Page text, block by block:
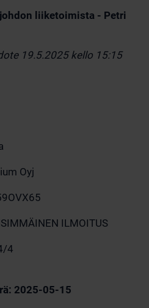
liiketoimista - Petri
19.5.2025 kello 15:15
Oyj
ILMOITUS
4
2025-05-15